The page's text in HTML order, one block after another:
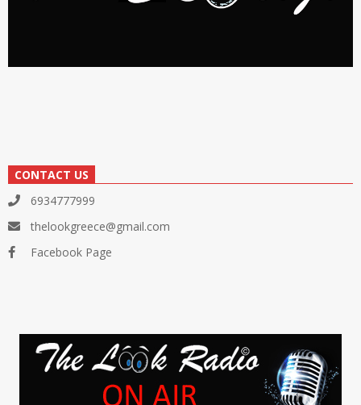
CONTACT US
6934777999
thelookgreece@gmail.com
Facebook Page